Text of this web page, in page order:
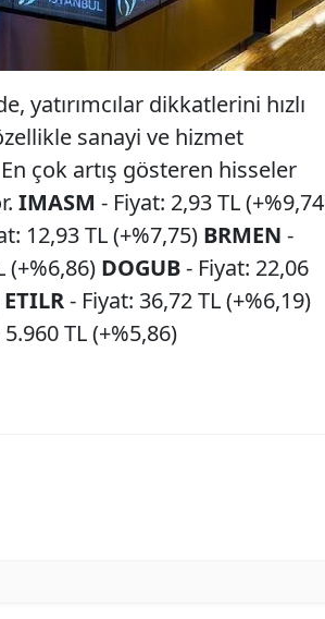
yatırımcılar dikkatlerini hızlı
sanayi ve hizmet
çok artış gösteren hisseler
IMASM - Fiyat: 2,93 TL
12,93 TL (+%7,75) BRMEN -
(+%6,86) DOGUB- Fiyat: 22,06
ETILR- Fiyat: 36,72 TL (+%6,19)
TL (+%5,86)